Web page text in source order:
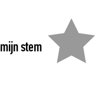
mijn stem